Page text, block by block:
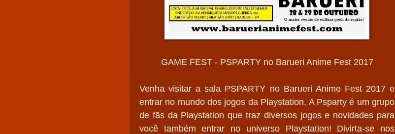
GAME FEST - PSPARTY no Barueri Anime Fest 2017
Venha visitar a sala PSPARTY no Barueri Anime Fest 2017 e
entrar no mundo dos jogos da Playstation. A Psparty é um grupo
de fãs da Playstation que traz diversos jogos e novidades para
você também entrar no universo Playstation! Divirta-se nos